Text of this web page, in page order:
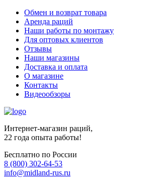
Обмен и возврат товара
Аренда раций
Наши работы по монтажу
Для оптовых клиентов
Отзывы
Наши магазины
Доставка и оплата
О магазине
Контакты
Видеообзоры
Интернет-магазин раций,
22 года опыта работы!
Бесплатно по России
8 (800) 302-64-53
info@midland-rus.ru